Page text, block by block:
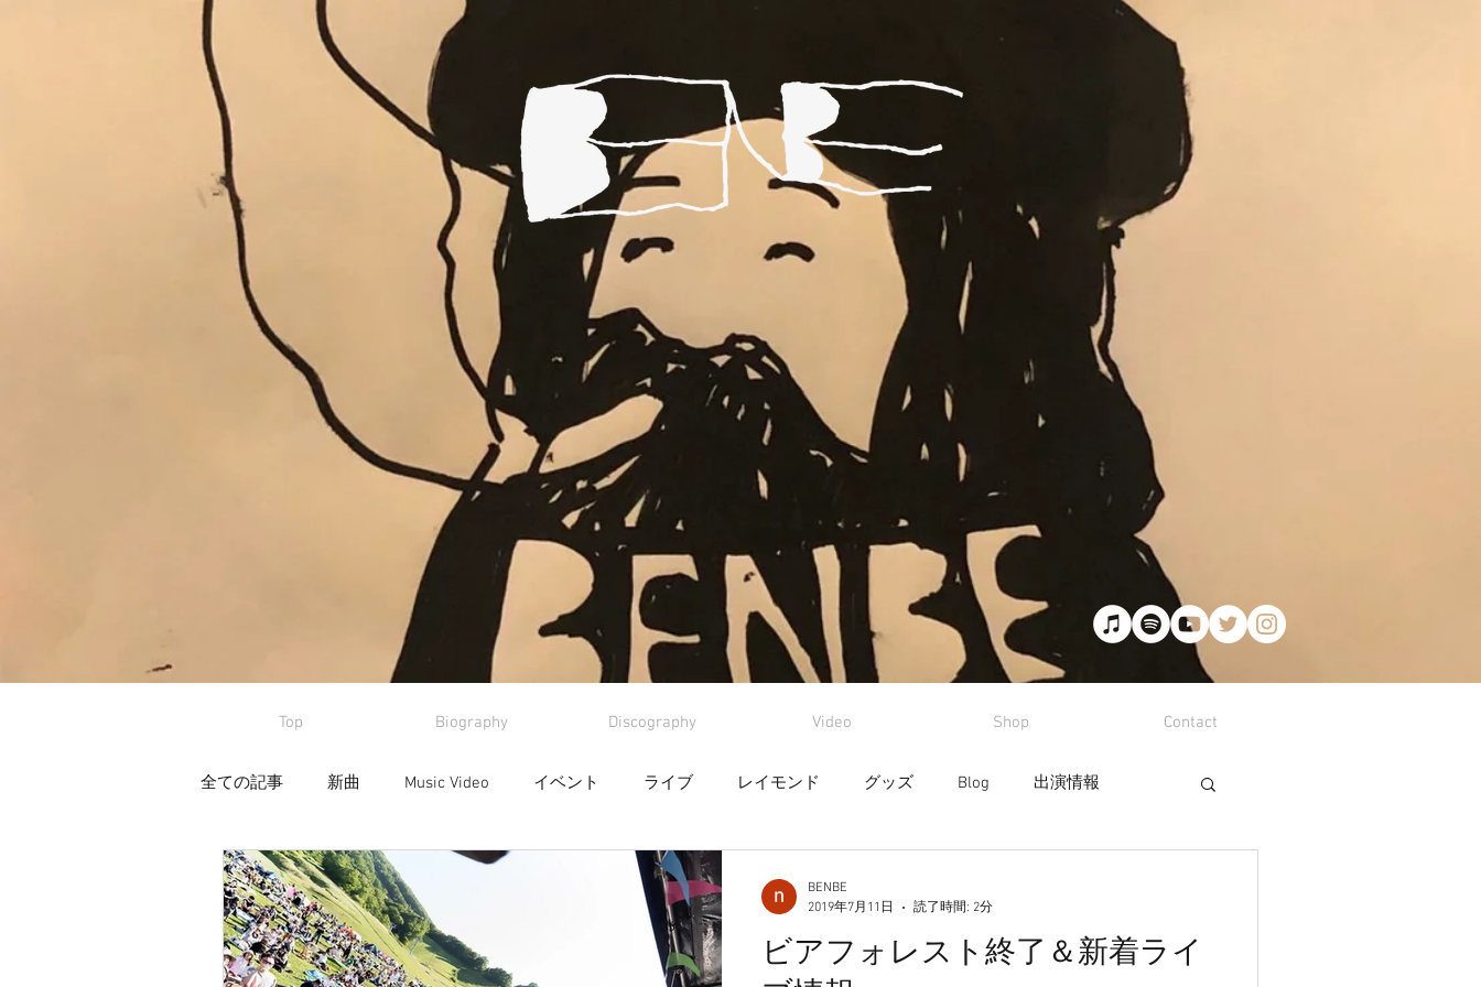
Top Biography Discography Video Shop Contact
全ての記事 新曲 Music Video イベント ライブ レイモンド グッズ Blog 出演情報
ビアフォレスト終了＆新着ライ
BENBE
2019年7月11日
読了時間: 2分